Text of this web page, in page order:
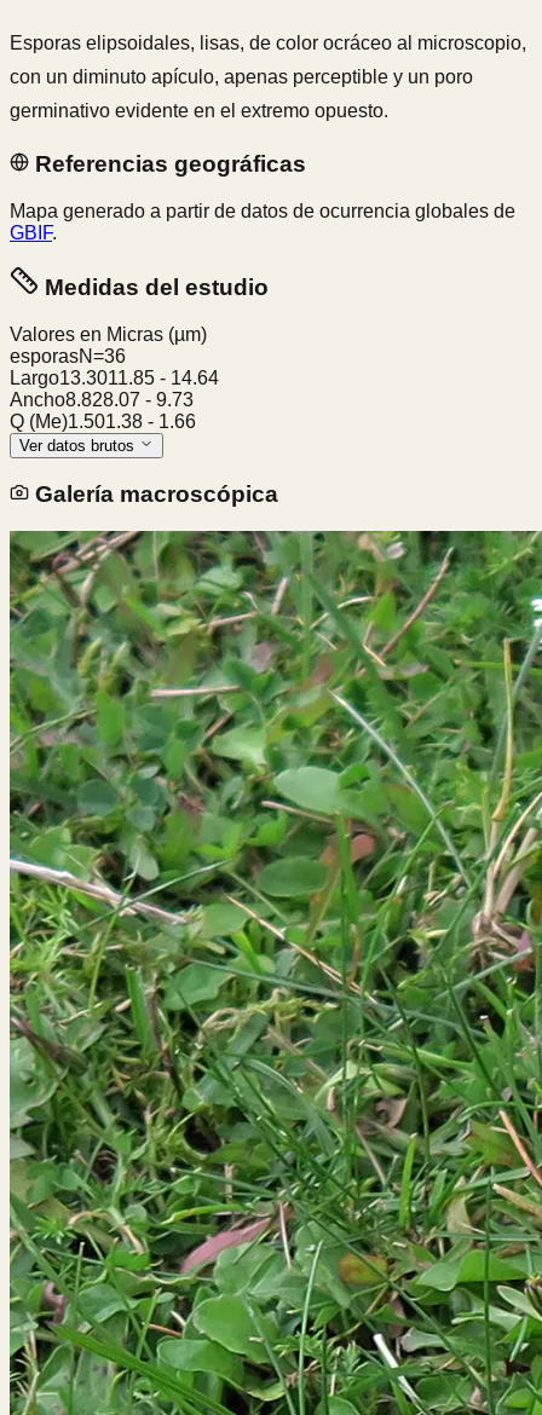
Esporas elipsoidales, lisas, de color ocráceo al microscopio,
con un diminuto apículo, apenas perceptible y un poro
germinativo evidente en el extremo opuesto.
Referencias geográficas
Mapa generado a partir de datos de ocurrencia globales de
GBIF.
Medidas del estudio
Valores en Micras (µm)
esporasN=36
Largo13.3011.85 - 14.64
Ancho8.828.07 - 9.73
Q (Me)1.501.38 - 1.66
Ver datos brutos
Galería macroscópica